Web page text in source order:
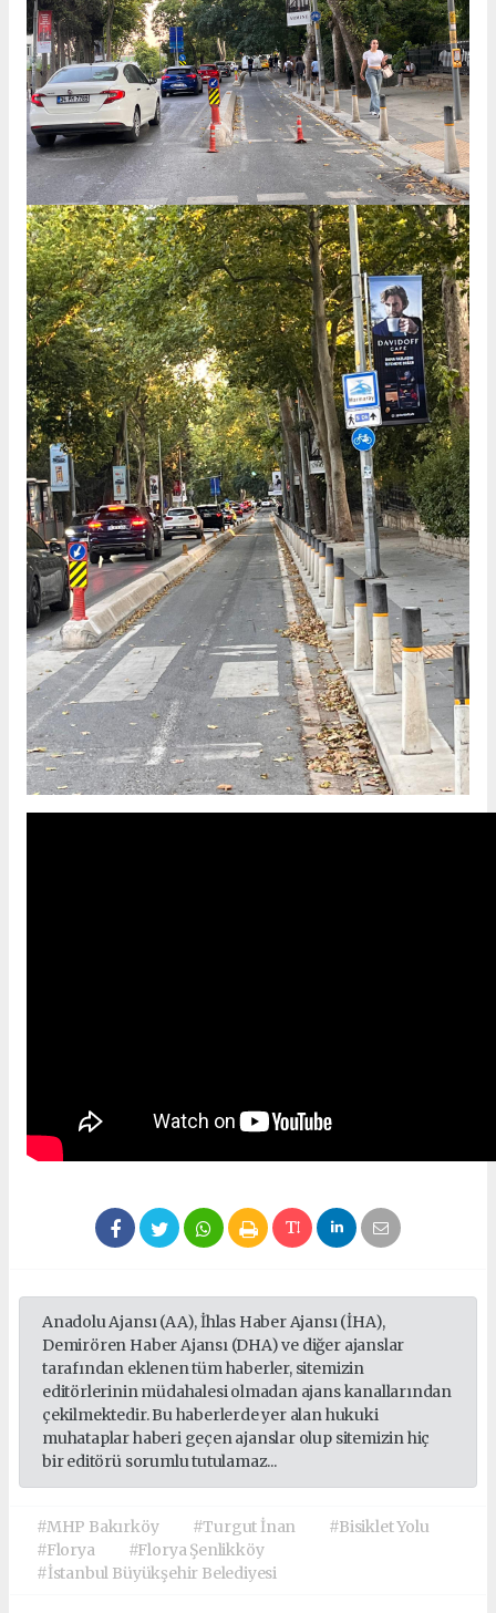
Anadolu Ajansı (AA), İhlas Haber Ajansı (İHA),
Demirören Haber Ajansı (DHA) ve diğer ajanslar
tarafından eklenen tüm haberler, sitemizin
editörlerinin müdahalesi olmadan ajans kanallarından
çekilmektedir. Bu haberlerde yer alan hukuki
muhataplar haberi geçen ajanslar olup sitemizin hiç
bir editörü sorumlu tutulamaz...
#MHP Bakırköy #Turgut İnan
#Bisiklet Yolu
#Florya
#Florya Şenlikköy
#İstanbul Büyükşehir Belediyesi